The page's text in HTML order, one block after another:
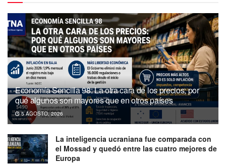
Economía Sencilla 98: La otra cara de los precios; por
qué algunos son mayores que en otros países
5 AGOSTO, 2026
La inteligencia ucraniana fue comparada con
el Mossad y quedó entre las cuatro mejores de
Europa